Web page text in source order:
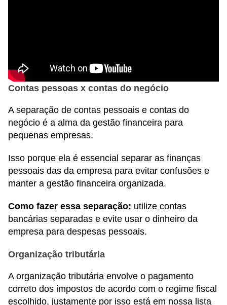
Contas pessoas x contas do negócio
A separação de contas pessoais e contas do
negócio é a alma da gestão financeira para
pequenas empresas.
Isso porque ela é essencial separar as finanças
pessoais das da empresa para evitar confusões e
manter a gestão financeira organizada.
Como fazer essa separação: utilize contas
bancárias separadas e evite usar o dinheiro da
empresa para despesas pessoais.
Organização tributária
A organização tributária envolve o pagamento
correto dos impostos de acordo com o regime fiscal
escolhido, justamente por isso está em nossa lista